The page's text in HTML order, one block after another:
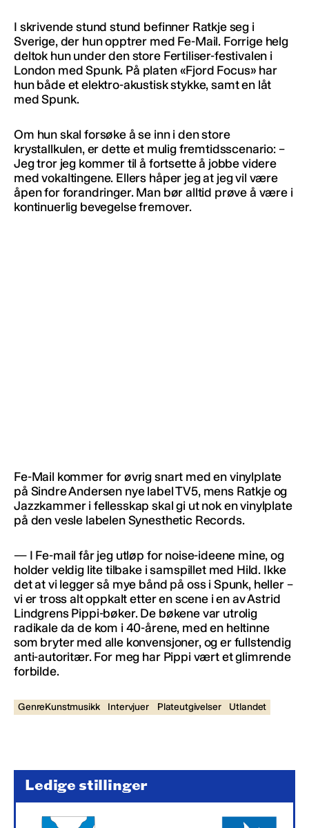
I skrivende stund stund befinner Ratkje seg i
Sverige, der hun opptrer med Fe-Mail. Forrige helg
deltok hun under den store Fertiliser-festivalen i
London med Spunk. På platen «Fjord Focus» har
hun både et elektro-akustisk stykke, samt en låt
med Spunk.
Om hun skal forsøke å se inn i den store
krystallkulen, er dette et mulig fremtidsscenario: –
Jeg tror jeg kommer til å fortsette å jobbe videre
med vokaltingene. Ellers håper jeg at jeg vil være
åpen for forandringer. Man bør alltid prøve å være i
kontinuerlig bevegelse fremover.
Fe-Mail kommer for øvrig snart med en vinylplate
på Sindre Andersen nye label TV5, mens Ratkje og
Jazzkammer i fellesskap skal gi ut nok en vinylplate
på den vesle labelen Synesthetic Records.
— I Fe-mail får jeg utløp for noise-ideene mine, og
holder veldig lite tilbake i samspillet med Hild. Ikke
det at vi legger så mye bånd på oss i Spunk, heller –
vi er tross alt oppkalt etter en scene i en av Astrid
Lindgrens Pippi-bøker. De bøkene var utrolig
radikale da de kom i 40-årene, med en heltinne
som bryter med alle konvensjoner, og er fullstendig
anti-autoritær. For meg har Pippi vært et glimrende
forbilde.
GenreKunstmusikk Intervjuer Plateutgivelser Utlandet
Ledige stillinger